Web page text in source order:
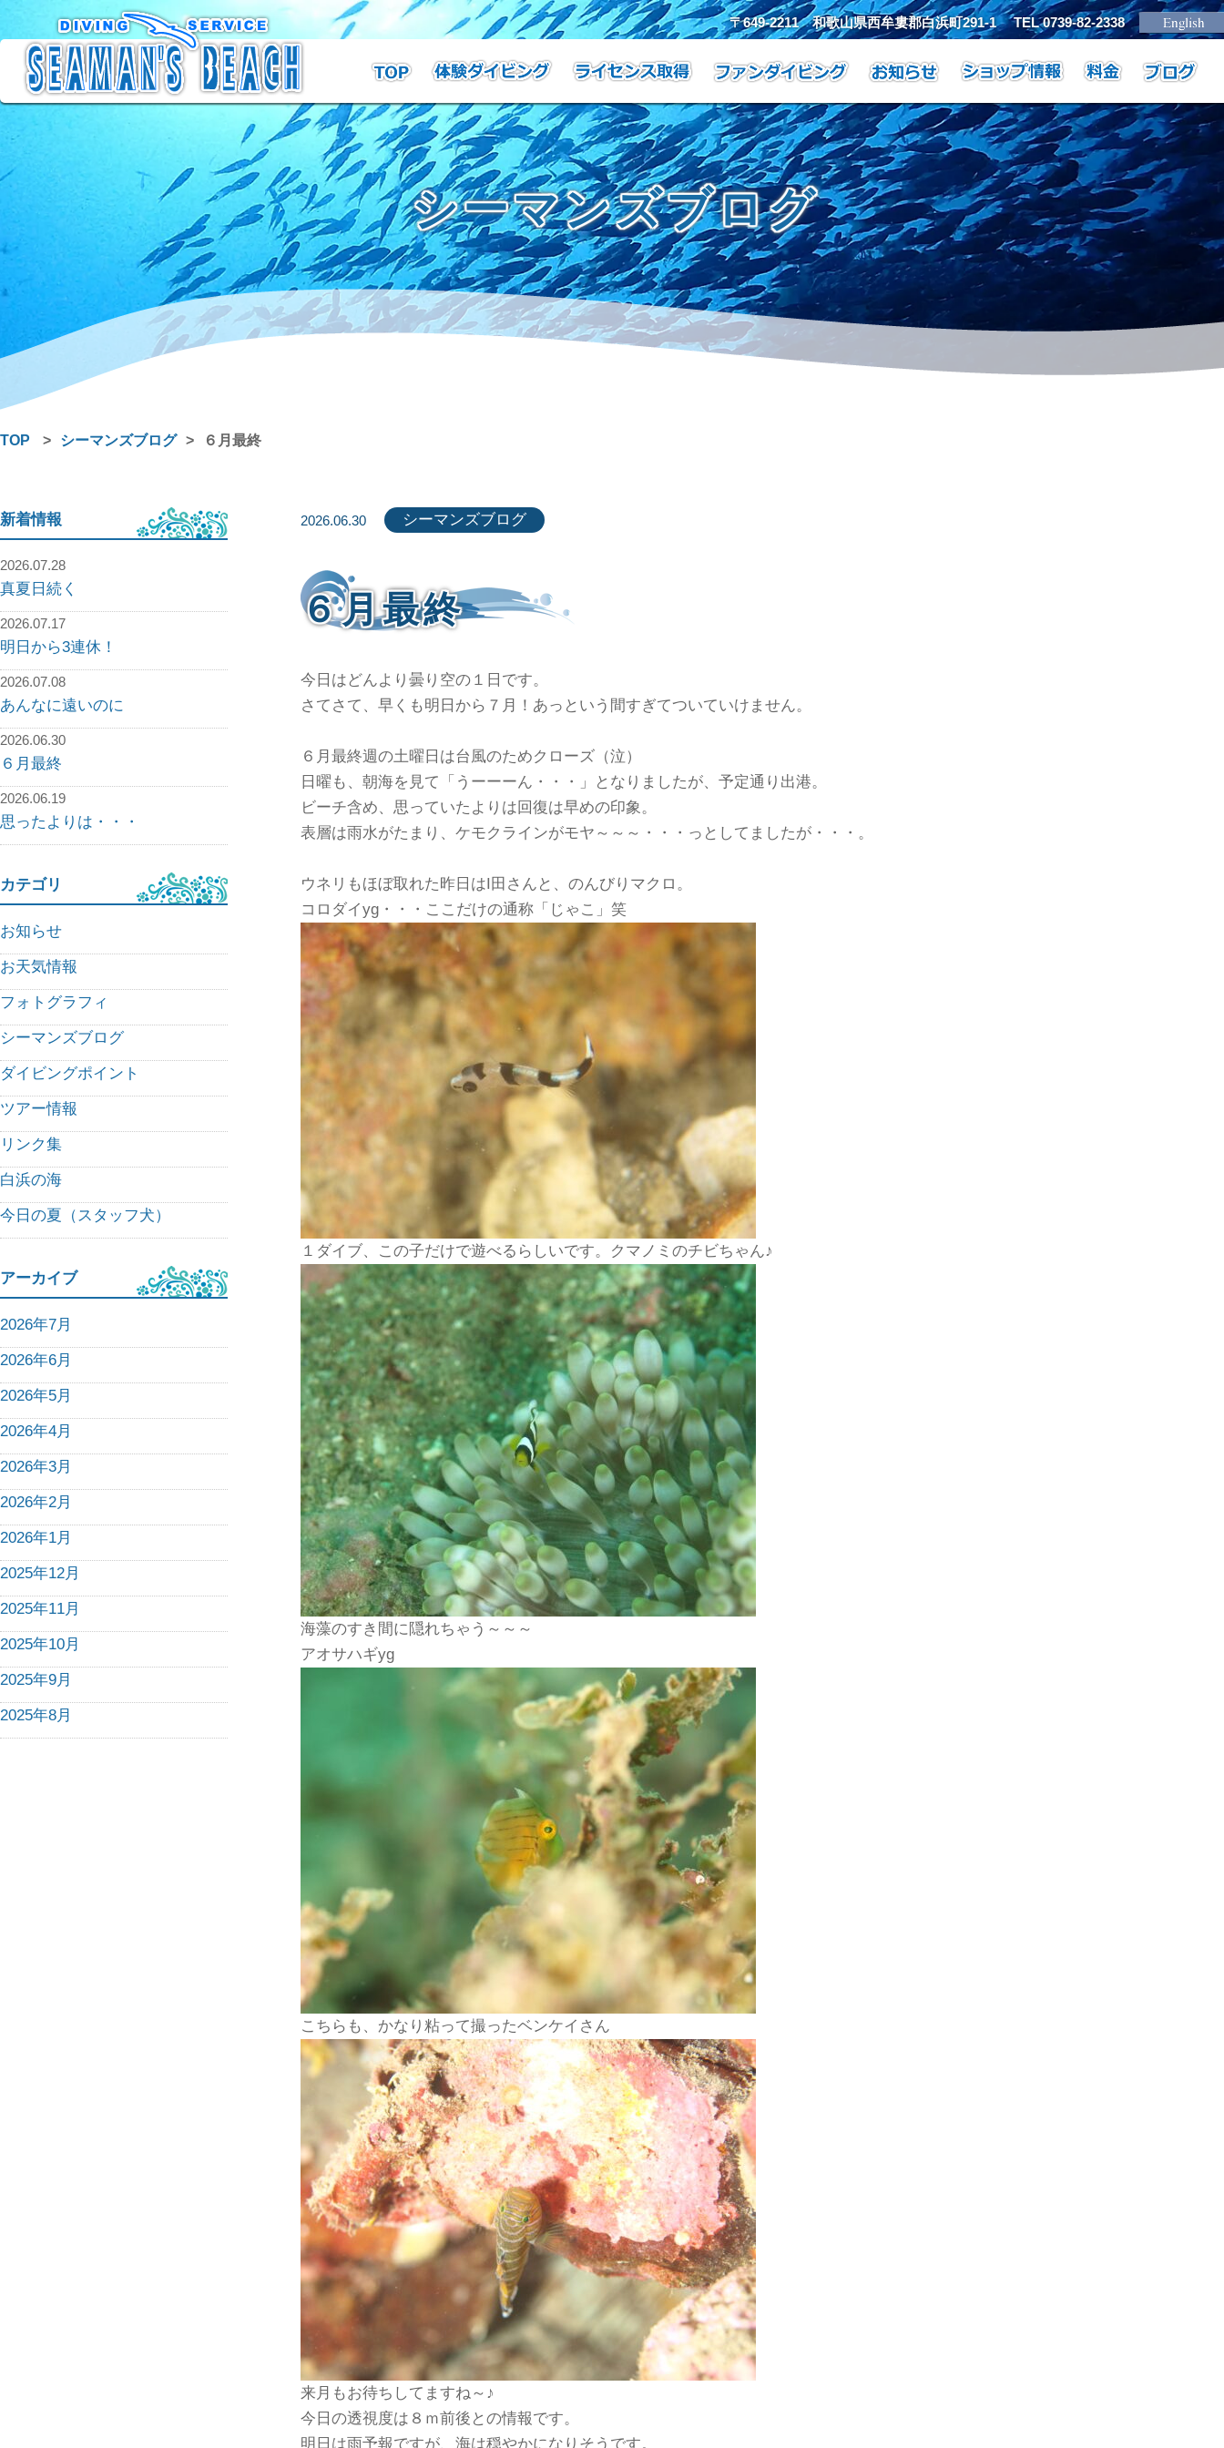
〒649-2211 和歌山県西牟婁郡白浜町291-1 TEL 0739-82-2338
シーマンズブログ
TOP > シーマンズブログ > ６月最終
新着情報
2026.07.28
真夏日続く
2026.07.17
明日から3連休！
2026.07.08
あんなに遠いのに
2026.06.30
６月最終
2026.06.19
思ったよりは・・・
カテゴリ
お知らせ
お天気情報
フォトグラフィ
シーマンズブログ
ダイビングポイント
ツアー情報
リンク集
白浜の海
今日の夏（スタッフ犬）
アーカイブ
2026年7月
2026年6月
2026年5月
2026年4月
2026年3月
2026年2月
2026年1月
2025年12月
2025年11月
2025年10月
2025年9月
2025年8月
2026.06.30 シーマンズブログ
６月最終
今日はどんより曇り空の１日です。
さてさて、早くも明日から７月！あっという間すぎてついていけません。
６月最終週の土曜日は台風のためクローズ（泣）
日曜も、朝海を見て「うーーーん・・・」となりましたが、予定通り出港。
ビーチ含め、思っていたよりは回復は早めの印象。
表層は雨水がたまり、ケモクラインがモヤ～～～・・・っとしてましたが・・・。
ウネリもほぼ取れた昨日はI田さんと、のんびりマクロ。
コロダイyg・・・ここだけの通称「じゃこ」笑
１ダイブ、この子だけで遊べるらしいです。クマノミのチビちゃん♪
海藻のすき間に隠れちゃう～～～
アオサハギyg
こちらも、かなり粘って撮ったベンケイさん
来月もお待ちしてますね～♪
今日の透視度は８ｍ前後との情報です。
明日は雨予報ですが、海は穏やかになりそうです。